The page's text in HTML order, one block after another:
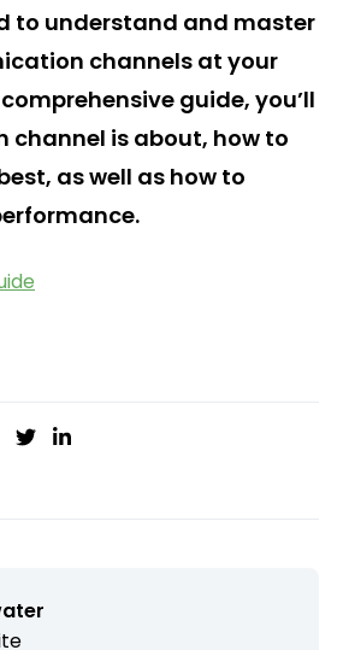
to understand and master
channels at your
guide, you’ll
channel is about, how to
as well as how to